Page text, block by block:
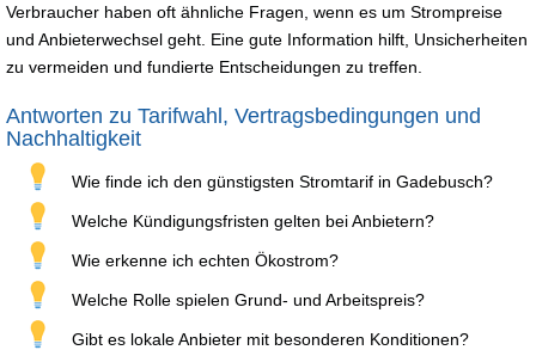
Verbraucher haben oft ähnliche Fragen, wenn es um Strompreise
und Anbieterwechsel geht. Eine gute Information hilft, Unsicherheiten
zu vermeiden und fundierte Entscheidungen zu treffen.
Antworten zu Tarifwahl, Vertragsbedingungen und
Nachhaltigkeit
Wie finde ich den günstigsten Stromtarif in Gadebusch?
Welche Kündigungsfristen gelten bei Anbietern?
Wie erkenne ich echten Ökostrom?
Welche Rolle spielen Grund- und Arbeitspreis?
Gibt es lokale Anbieter mit besonderen Konditionen?